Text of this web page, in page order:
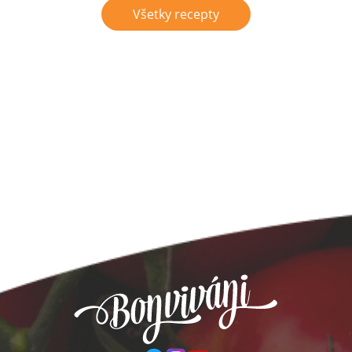
Všetky recepty